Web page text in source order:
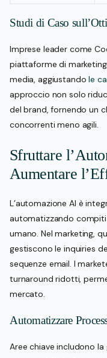
Studi di Caso
Imprese leader come
piattaforme di
media, aggiustandole
approccio non solo
del brand, fornendo un
concorrenti meno agili.
Sfruttare
Aumentare
L’automazione AI è
automatizzando
umano. Nel marketing,
gestiscono le inquiries
sequenze email. I
turnaround ridotti,
mercato.
Automatizzare
Aree chiave includono